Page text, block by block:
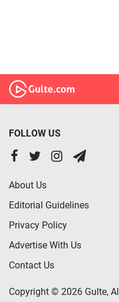
FOLLOW US
About Us
Editorial Guidelines
Privacy Policy
Advertise With Us
Contact Us
Copyright © 2026 Gulte,